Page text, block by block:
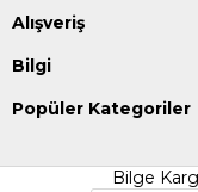
Alışveriş
Bilgi
Popüler Kategoriler
Bilge